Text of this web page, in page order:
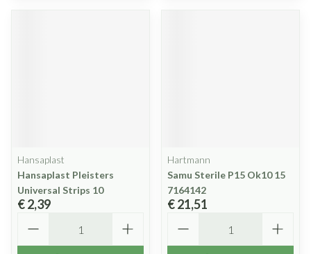
Hansaplast
Hansaplast Pleisters
Universal Strips 10
€ 2,39
Hartmann
Samu Sterile P15 Ok10 15
7164142
€ 21,51